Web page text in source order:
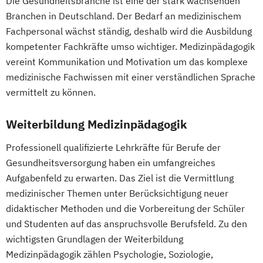
Gesundheitspädagoge/-in -
Gesundheitsberater/-in Fachrichtung
"Burnout-Prävention"
Gesundheitsberater/-in Fachrichtung
"Ernährung in besonderen Lebensphasen"
Gesundheitsberater/-in Fachrichtung
Gesundheitspädagoge/-in -
Gesundheitsberater/-in mit Fachrichtung
Gewichtsmanagement
Grundlagen der Ernährungsmedizin
Grundlagen der Phytotherapie
Heilpflanzenkunde Heilpraktiker/-in
Palliative Care für die Ambulante Pflege
Pflegeberater/-in nach § 7a SGB XI
Pflegedienstleitung im ambulanten
Pflegedienst
Branchen in Deutschland. Der Bedarf an medizinischem
Fachpersonal wächst ständig, deshalb wird die Ausbildung
kompetenter Fachkräfte umso wichtiger. Medizinpädagogik
vereint Kommunikation und Motivation um das komplexe
medizinische Fachwissen mit einer verständlichen Sprache
vermittelt zu können.
Weiterbildung Medizinpädagogik
Professionell qualifizierte Lehrkräfte für Berufe der
Gesundheitsversorgung haben ein umfangreiches
Aufgabenfeld zu erwarten. Das Ziel ist die Vermittlung
medizinischer Themen unter Berücksichtigung neuer
didaktischer Methoden und die Vorbereitung der Schüler
und Studenten auf das anspruchsvolle Berufsfeld. Zu den
wichtigsten Grundlagen der Weiterbildung
Medizinpädagogik zählen Psychologie, Soziologie,